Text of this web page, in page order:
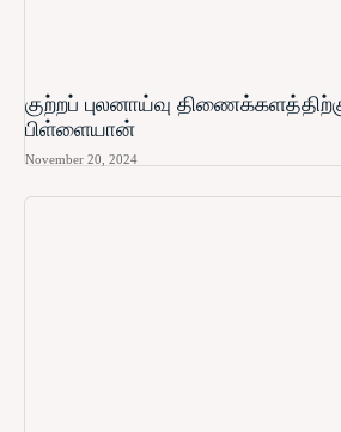
குற்றப் புலனாய்வு
பிள்ளையான்
November 20, 2024